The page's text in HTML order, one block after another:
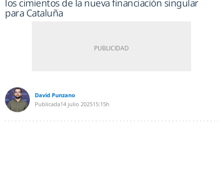
los cimientos de la nueva financiación singular
para Cataluña
David Punzano
Publicada14 julio 202515:15h